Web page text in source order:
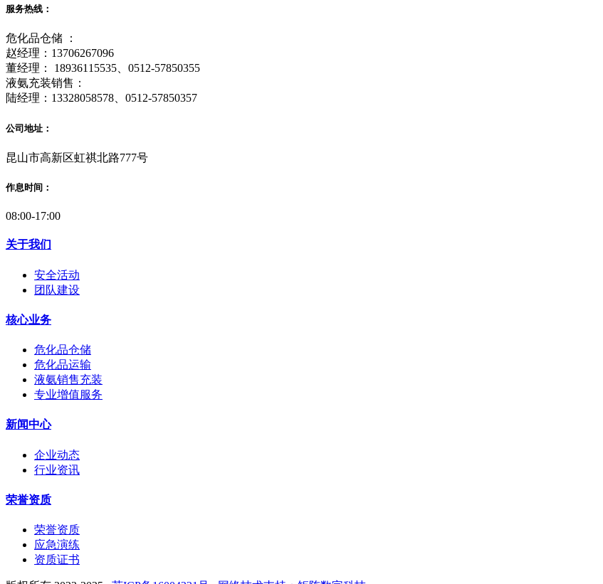
服务热线：
危化品仓储 ：
赵经理：13706267096
董经理： 18936115535、0512-57850355
液氨充装销售：
陆经理：13328058578、0512-57850357
公司地址：
昆山市高新区虹祺北路777号
作息时间：
08:00-17:00
关于我们
安全活动
团队建设
核心业务
危化品仓储
危化品运输
液氨销售充装
专业增值服务
新闻中心
企业动态
行业资讯
荣誉资质
荣誉资质
应急演练
资质证书